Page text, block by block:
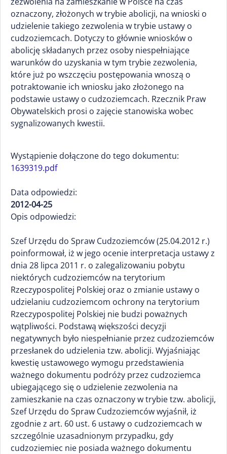
oznaczony, złożonych w trybie abolicji, na wnioski o
udzielenie takiego zezwolenia w trybie ustawy o
cudzoziemcach. Dotyczy to głównie wniosków o
abolicję składanych przez osoby niespełniające
warunków do uzyskania w tym trybie zezwolenia,
które już po wszczęciu postępowania wnoszą o
potraktowanie ich wniosku jako złożonego na
podstawie ustawy o cudzoziemcach. Rzecznik Praw
Obywatelskich prosi o zajęcie stanowiska wobec
sygnalizowanych kwestii.
Wystąpienie dołączone do tego dokumentu:
1639319.pdf
Data odpowiedzi:
2012-04-25
Opis odpowiedzi:
Szef Urzędu do Spraw Cudzoziemców (25.04.2012 r.)
poinformował, iż w jego ocenie interpretacja ustawy z
dnia 28 lipca 2011 r. o zalegalizowaniu pobytu
niektórych cudzoziemców na terytorium
Rzeczypospolitej Polskiej oraz o zmianie ustawy o
udzielaniu cudzoziemcom ochrony na terytorium
Rzeczypospolitej Polskiej nie budzi poważnych
wątpliwości. Podstawą większości decyzji
negatywnych było niespełnianie przez cudzoziemców
przesłanek do udzielenia tzw. abolicji. Wyjaśniając
kwestię ustawowego wymogu przedstawienia
ważnego dokumentu podróży przez cudzoziemca
ubiegającego się o udzielenie zezwolenia na
zamieszkanie na czas oznaczony w trybie tzw. abolicji,
Szef Urzędu do Spraw Cudzoziemców wyjaśnił, iż
zgodnie z art. 60 ust. 6 ustawy o cudzoziemcach w
szczególnie uzasadnionym przypadku, gdy
cudzoziemiec nie posiada ważnego dokumentu